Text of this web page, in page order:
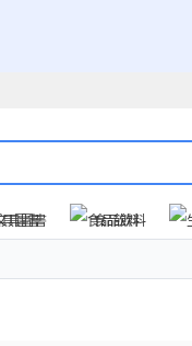
具圖書 食品飲料